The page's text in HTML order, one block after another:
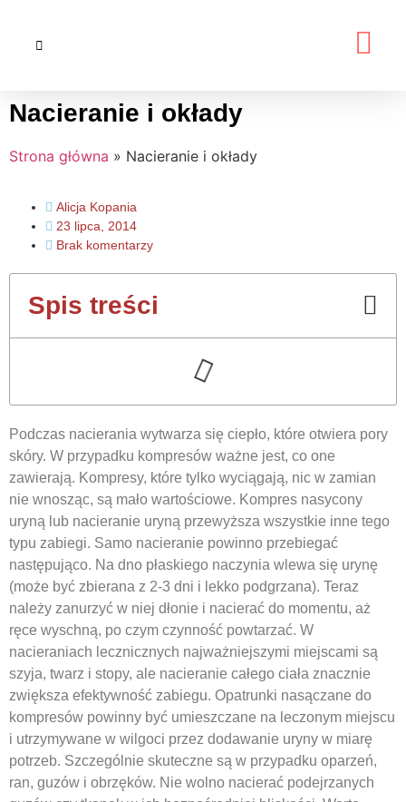
Nacieranie i okłady
Strona główna » Nacieranie i okłady
Alicja Kopania
23 lipca, 2014
Brak komentarzy
Spis treści
Podczas nacierania wytwarza się ciepło, które otwiera pory
skóry. W przypadku kompresów ważne jest, co one
zawierają. Kompresy, które tylko wyciągają, nic w zamian
nie wnosząc, są mało wartościowe. Kompres nasycony
uryną lub nacieranie uryną przewyższa wszystkie inne tego
typu zabiegi. Samo nacieranie powinno przebiegać
następująco. Na dno płaskiego naczynia wlewa się urynę
(może być zbierana z 2-3 dni i lekko podgrzana). Teraz
należy zanurzyć w niej dłonie i nacierać do momentu, aż
ręce wyschną, po czym czynność powtarzać. W
nacieraniach lecznicznych najważniejszymi miejscami są
szyja, twarz i stopy, ale nacieranie całego ciała znacznie
zwiększa efektywność zabiegu. Opatrunki nasączane do
kompresów powinny być umieszczane na leczonym miejscu
i utrzymywane w wilgoci przez dodawanie uryny w miarę
potrzeb. Szczególnie skuteczne są w przypadku oparzeń,
ran, guzów i obrzęków. Nie wolno nacierać podejrzanych